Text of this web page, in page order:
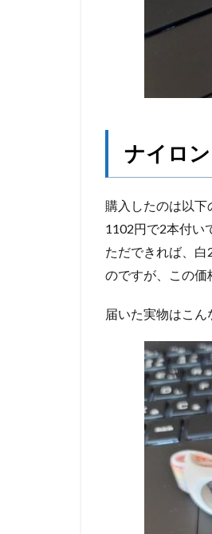
ナイロ
購入したのは以下
1102円で2本付い
ただできれば、
のですが、この価
届いた実物はこん